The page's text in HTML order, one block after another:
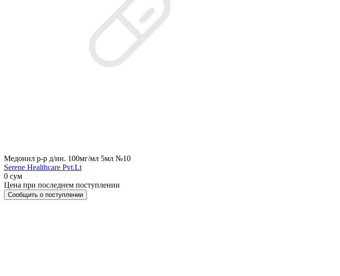
Медонил р-р д/ин. 100мг/мл 5мл №10
Serene Healthcare Pvt.Lt
0 сум
Цена при последнем поступлении
Сообщить о поступлении